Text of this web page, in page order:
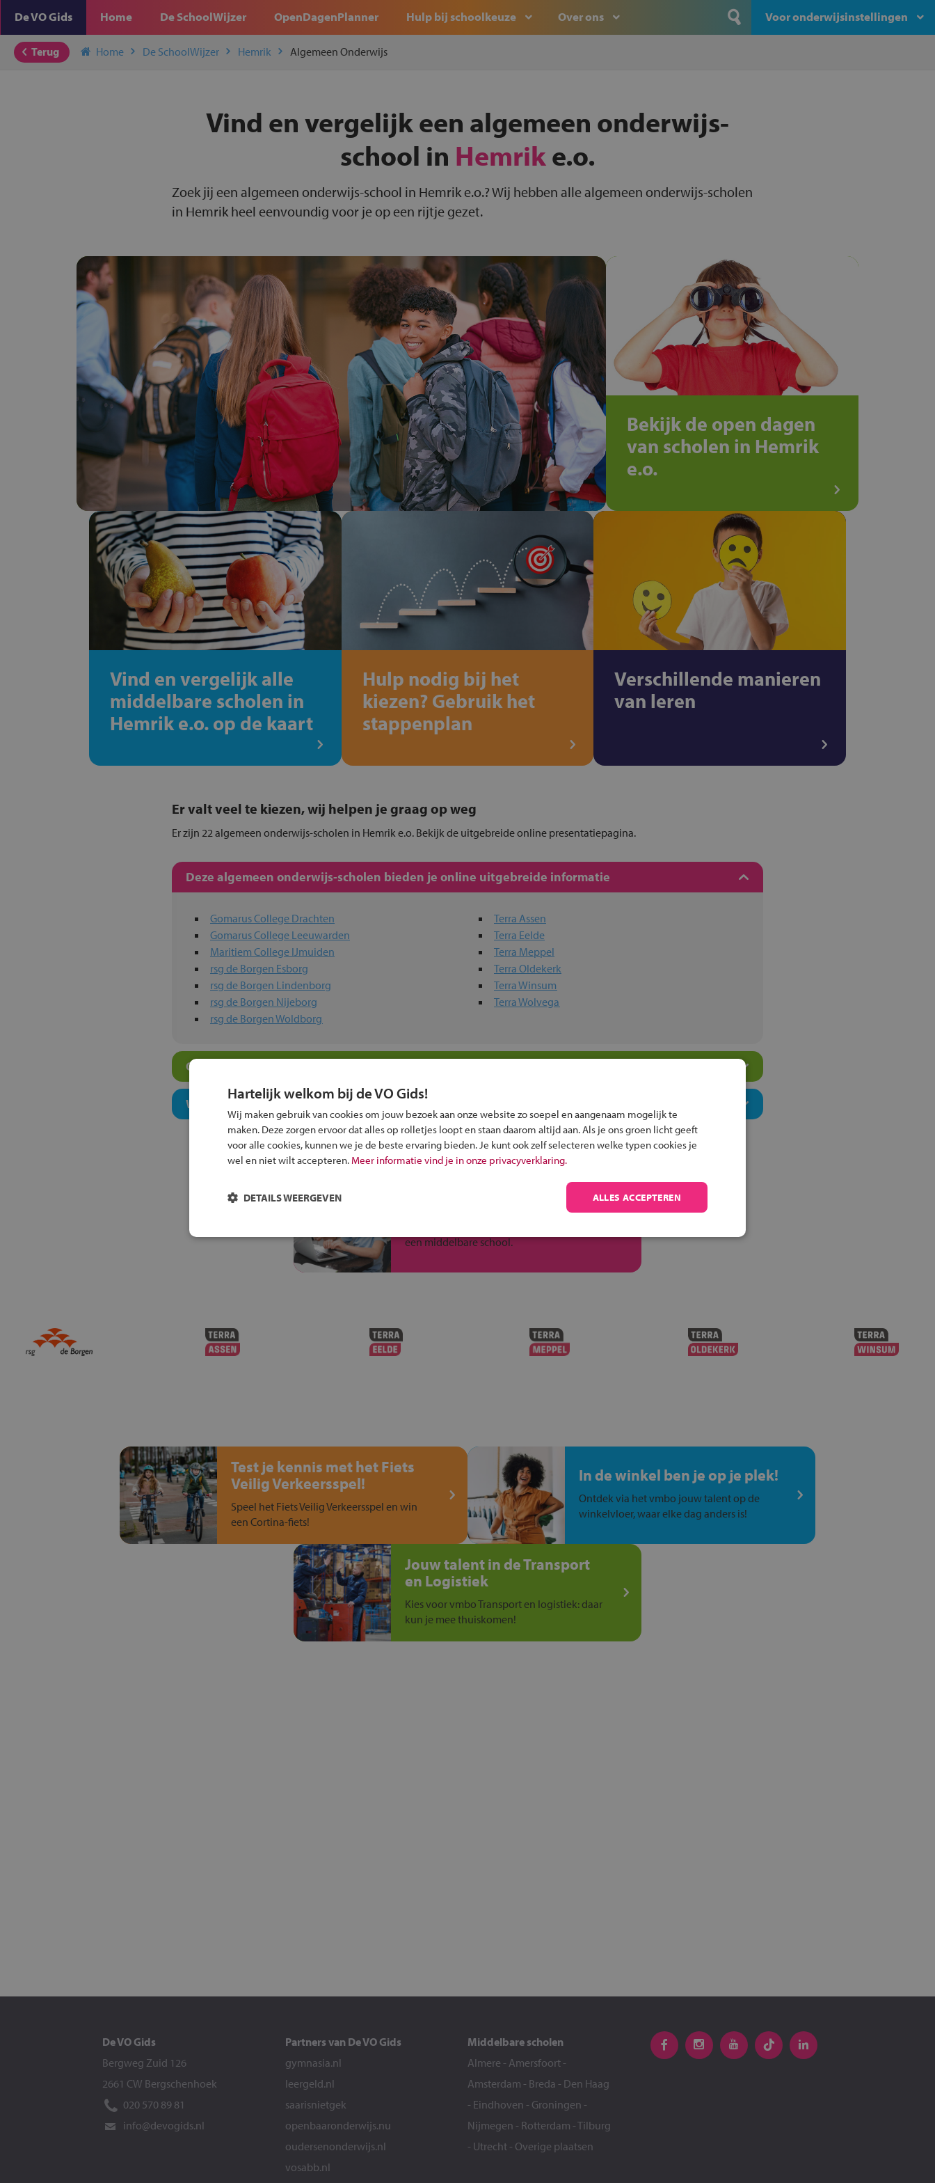
De VO Gids Home De SchoolWijzer OpenDagenPlanner Hulp bij schoolkeuze Over ons Voor onderwijsinstellingen
Terug Home De SchoolWijzer Hemrik Algemeen Onderwijs
Vind en vergelijk een algemeen onderwijs-
school in Hemrike.o.
Zoek jij een algemeen onderwijs-school in Hemrik e.o.? Wij hebben alle algemeen onderwijs-scholen
in Hemrik heel eenvoundig voor je op een rijtje gezet.
Bekijk de open dagen
van scholen in Hemrik
e.o.
Vind en vergelijk alle
middelbare scholen in
Hemrik e.o. op de kaart
Hulp nodig bij het
kiezen? Gebruik het
stappenplan
Verschillende manieren
van leren
Er valt veel te kiezen, wij helpen je graag op weg
Er zijn 22 algemeen onderwijs-scholen in Hemrik e.o. Bekijk de uitgebreide online presentatiepagina.
Deze algemeen onderwijs-scholen bieden je online uitgebreide informatie
Gomarus College Drachten
Gomarus College Leeuwarden
Maritiem College IJmuiden
rsg de Borgen Esborg
rsg de Borgen Lindenborg
rsg de Borgen Nijeborg
rsg de Borgen Woldborg
Terra Assen
Terra Eelde
Terra Meppel
Terra Oldekerk
Terra Winsum
Terra Wolvega
Overige algemeen onderwijs-scholen in jouw regio
Welk niveau past bij jou?
een middelbare school.
Test je kennis met het Fiets
Veilig Verkeersspel!
Speel het Fiets Veilig Verkeersspel en win
een Cortina-fiets!
In de winkel ben je op je plek!
Ontdek via het vmbo jouw talent op de
winkelvloer, waar elke dag anders is!
Jouw talent in de Transport
en Logistiek
Kies voor vmbo Transport en logistiek: daar
kun je mee thuiskomen!
De VO Gids
Bergweg Zuid 126
2661 CW Bergschenhoek
020 570 89 81
info@devogids.nl
Partners van De VO Gids
gymnasia.nl
leergeld.nl
saarisnietgek
openbaaronderwijs.nu
oudersenonderwijs.nl
vosabb.nl
Middelbare scholen
Almere - Amersfoort -
Amsterdam - Breda - Den Haag
- Eindhoven - Groningen -
Nijmegen - Rotterdam -Tilburg
- Utrecht - Overige plaatsen
Hartelijk welkom bij de VO Gids!
Wij maken gebruik van cookies om jouw bezoek aan onze website zo soepel en aangenaam mogelijk te
maken. Deze zorgen ervoor dat alles op rolletjes loopt en staan daarom altijd aan. Als je ons groen licht geeft
voor alle cookies, kunnen we je de beste ervaring bieden. Je kunt ook zelf selecteren welke typen cookies je
wel en niet wilt accepteren. Meer informatie vind je in onze privacyverklaring.
ALLES ACCEPTEREN
DETAILS WEERGEVEN